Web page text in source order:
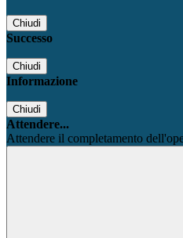
Chiudi
Successo
Chiudi
Informazione
Chiudi
Attendere...
Attendere il completamento